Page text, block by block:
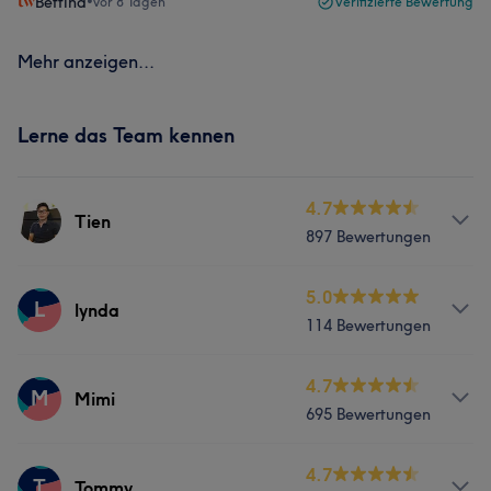
Mehr anzeigen...
Lerne das Team kennen
Tien
4.7
897 Bewertungen
Services
Was unsere Kunden über Tien sagen
L lynda
5.0
114 Bewertungen
Services
M Mimi
4.7
695 Bewertungen
Services 4.7